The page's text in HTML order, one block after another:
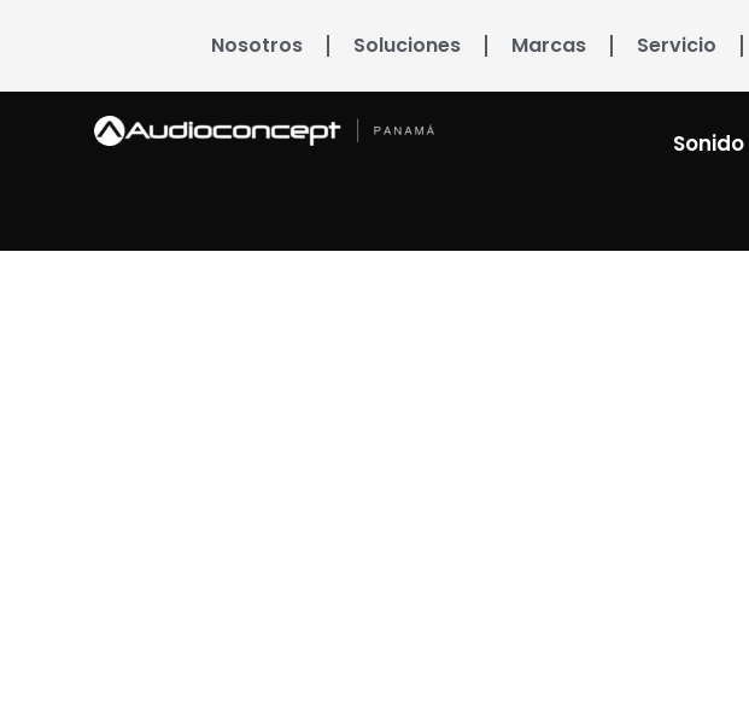
Nosotros Soluciones Marcas Servicio
Sonido